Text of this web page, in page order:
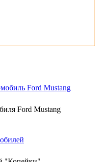
Ford Mustang
Ford Mustang